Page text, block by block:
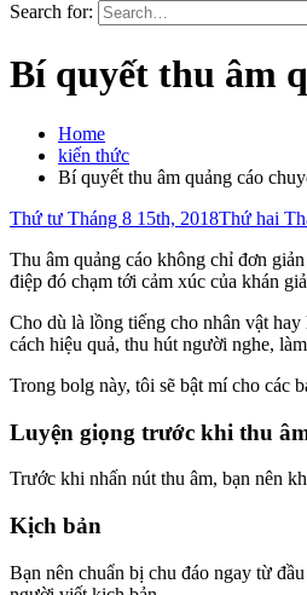
Search for:
Bí quyết thu âm
Home
kiến thức
Bí quyết thu âm quảng cáo
Thứ tư Tháng 8 15th, 2018Thứ hai
Thu âm quảng cáo không chỉ đơn
điệp đó chạm tới cảm xúc của khán
Cho dù là lồng tiếng cho nhân vật
cách hiệu quả, thu hút người nghe,
Trong bolg này, tôi sẽ bật mí cho các
Luyện giọng trước khi thu
Trước khi nhấn nút thu âm, bạn nên
Kịch bản
Bạn nên chuẩn bị chu đáo ngay từ